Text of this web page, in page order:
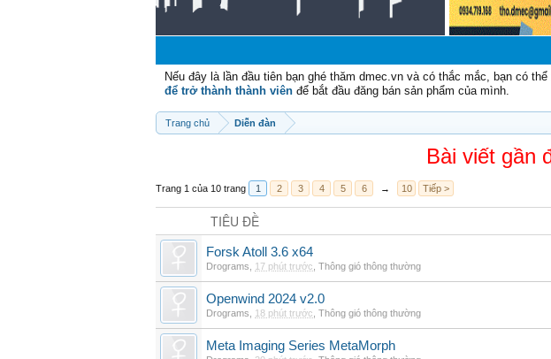
Nếu đây là lần đầu tiên bạn ghé thăm dmec.vn và có thắc mắc, bạn có thể
để trở thành thành viên để bắt đầu đăng bán sản phẩm của mình.
Trang chủ Diễn đàn
Bài viết gần
Trang 1 của 10 trang 1 2 3 4 5 6 → 10 Tiếp >
TIÊU ĐỀ
Forsk Atoll 3.6 x64
Drograms 17 phút trước Thông gió thông thường
Openwind 2024 v2.0
Drograms 18 phút trước Thông gió thông thường
Meta Imaging Series MetaMorph